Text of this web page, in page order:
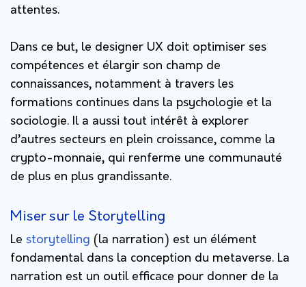
attentes.
Dans ce but, le designer UX doit optimiser ses
compétences et élargir son champ de
connaissances, notamment à travers les
formations continues dans la psychologie et la
sociologie. Il a aussi tout intérêt à explorer
d’autres secteurs en plein croissance, comme la
crypto-monnaie, qui renferme une communauté
de plus en plus grandissante.
Miser sur le Storytelling
Le storytelling (la narration) est un élément
fondamental dans la conception du metaverse. La
narration est un outil efficace pour donner de la